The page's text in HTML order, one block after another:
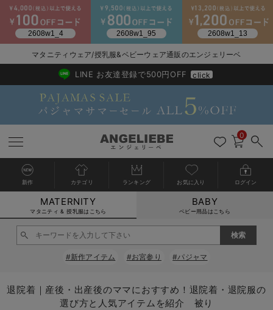
マタニティウェア全て
マタニティ ワンピース
マタニティ スカート
マタニティ 下着・インナー全て
授乳ブラ・マタニティブラ（マタニティインナー・産後用品）
妊婦帯・腹帯・産前ガードル
授乳服全て
マタニティ フォーマル全て
マタニティ スーツ
マタニティ ドレス（結婚式・お呼ばれ）
授乳用品全て
妊婦用 抱き枕・授乳クッション
マタニティレッグウェア全て
マタニティストッキング・タイツ
マタニティ ボディケア全て
アウトレット全て
【アウトレット】ワンピース
【アウトレット】ボトムス
特集全て
見えてもカワイイ
再入荷全て
再入荷｜インナー
戻る
送料無料アイテム全て
ワンピース
パンツ
戻る
ブラキャミ おまとめ
戻る
【37周年祭セール】
【37周年祭セール】
戻る
気温差別オススメア
【15℃】3月下旬～
戻る
動きやすく着回しで
戻る
強撚スムース(コスパ
戻る
マタニティウェア
【おまとめ割】パジ
戻る
こだわりの履き心地
カジュアル
レギンス
戻る
ジャケット派
きれいめスカート派
戻る
出産準備応援割全て
マタニティパジャマ
ベビー
戻る
【オフィスカジュア
戻る
レギンスタイプ
戻る
【フォーマル】ワン
【フォーマル】トッ
戻る
【ベビー】長袖
【ベビー】グッズ
戻る
ハンカチ
コンビ肌着
戻る
快適ウェア10%OFF
戻る
春のマタニティワン
セットアップ・ レイ
Iライン ・タイトシル
戻る
Gift Selection 出産
〜3,000円（税込）
〜10,000円（税込）
戻る
冬の冷え対策インナ
薄くてあったか
腹巻・ひざ上パンツ
戻る
入院準備の持ち物チ
入院してすぐ使うグ
産後に使うグッズ
戻る
冬のあったか特集全て
【冬のあったか特集
【冬のあったか特集
マタニティウェア/授乳服&ベビーウェア通販のエンジェリーベ
2026/NewArrival
送料495円(一部地域を除く) 7,700円以上で送料無料
LINE お友達登録で500円OFF click
0
新作 カテゴリ ランキング お気に入り ログイン
MATERNITY
マタニティ & 授乳服はこちら
BABY
ベビー用品はこちら
#新作アイテム #お宮参り #パジャマ
退院着｜産後・出産後のママにおすすめ！退院着・退院服の
選び方と人気アイテムを紹介 被り
カートに入れる
閉じる